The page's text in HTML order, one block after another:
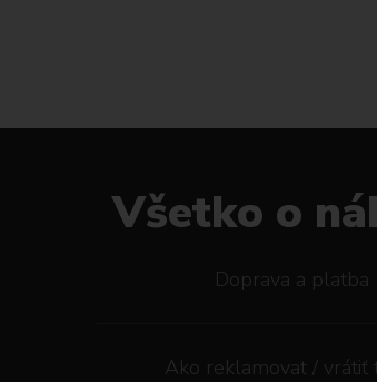
Všetko o
Doprava a platba
Ako reklamovat / vrátiť